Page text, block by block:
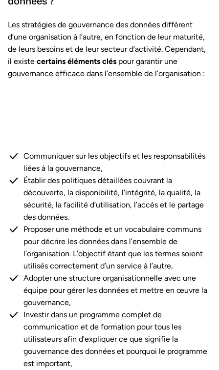
Les stratégies de gouvernance des données diffèrent
d’une organisation à l’autre, en fonction de leur maturité,
de leurs besoins et de leur secteur d’activité. Cependant,
il existe certains éléments clés pour garantir une
gouvernance efficace dans l’ensemble de l’organisation :
Communiquer sur les objectifs et les responsabilités
liées à la gouvernance,
Établir des politiques détaillées couvrant la
découverte, la disponibilité, l’intégrité, la qualité, la
sécurité, la facilité d’utilisation, l’accès et le partage
des données.
Proposer une méthode et un vocabulaire communs
pour décrire les données dans l’ensemble de
l’organisation. L’objectif étant que les termes soient
utilisés correctement d’un service à l’autre,
Adopter une structure organisationnelle avec une
équipe pour gérer les données et mettre en œuvre la
gouvernance,
Investir dans un programme complet de
communication et de formation pour tous les
utilisateurs afin d’expliquer ce que signifie la
gouvernance des données et pourquoi le programme
est important,